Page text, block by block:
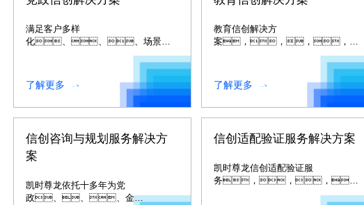
满足客户多样
化、、、场景
化、、、个性化的
求，，，，助
力中大型与集团企业客户实现数字化
了解更多
教育信创解决方
案，，，，结
合信创业务特点和教育信息化行业特
了解更多
信创咨询与规划服务解决方
案
凯时尊龙依托十多年为党
政、、、金
信创适配验证服务解决方案
凯时尊龙信创适配验证服
务，，，，